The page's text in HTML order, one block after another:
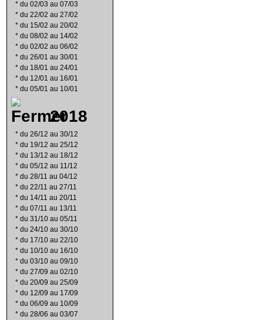
* du 02/03 au 07/03
* du 22/02 au 27/02
* du 15/02 au 20/02
* du 08/02 au 14/02
* du 02/02 au 06/02
* du 26/01 au 30/01
* du 18/01 au 24/01
* du 12/01 au 16/01
* du 05/01 au 10/01
2018
* du 26/12 au 30/12
* du 19/12 au 25/12
* du 13/12 au 18/12
* du 05/12 au 11/12
* du 28/11 au 04/12
* du 22/11 au 27/11
* du 14/11 au 20/11
* du 07/11 au 13/11
* du 31/10 au 05/11
* du 24/10 au 30/10
* du 17/10 au 22/10
* du 10/10 au 16/10
* du 03/10 au 09/10
* du 27/09 au 02/10
* du 20/09 au 25/09
* du 12/09 au 17/09
* du 06/09 au 10/09
* du 28/06 au 03/07